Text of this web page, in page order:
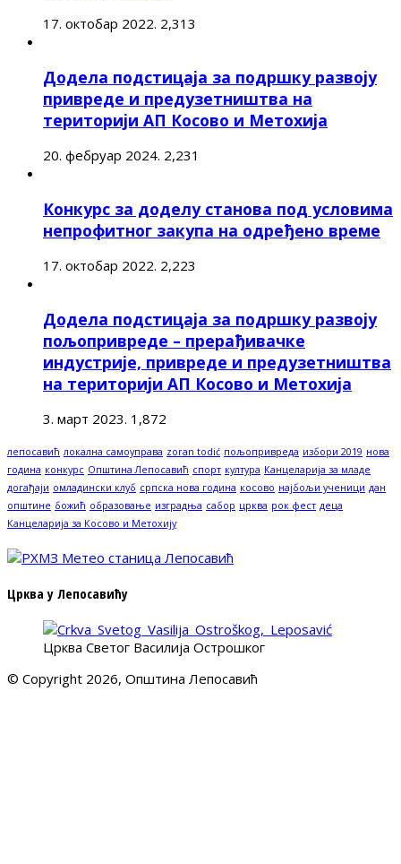
17. октобар 2022. 2,313
Додела подстицаја за подршку развоју
привреде и предузетништва на
територији АП Косово и Метохија
20. фебруар 2024. 2,231
Конкурс за доделу станова под условима
непрофитног закупа на одређено време
17. октобар 2022. 2,223
Додела подстицаја за подршку развоју
пољопривреде – прерађивачке
индустрије, привреде и предузетништва
на територији АП Косово и Метохија
3. март 2023. 1,872
лепосавић локална самоуправа zoran todić пољопривреда избори 2019 нова
година конкурс Општина Лепосавић спорт култура Канцеларија за младе
догађаји омладински клуб српска нова година косово најбољи ученици дан
општине божић образовање изградња сабор црква рок фест деца
Канцеларија за Косово и Метохију
Црква у Лепосавићу
Црква Светог Василија Острошког
© Copyright 2026, Општина Лепосавић